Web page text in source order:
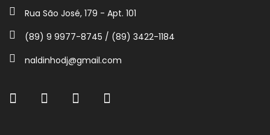
Rua São José, 179 - Apt. 101
(89) 9 9977-8745 / (89) 3422-1184
naldinhodj@gmail.com